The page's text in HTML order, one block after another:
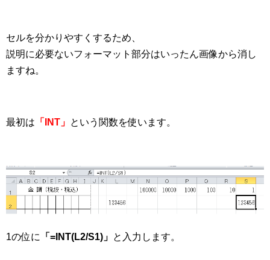
セルを分かりやすくするため、
説明に必要ないフォーマット部分はいったん画像から消し
ますね。
最初は 「INT」 という関数を使います。
1の位に 「=INT(L2/S1)」 と入力します。